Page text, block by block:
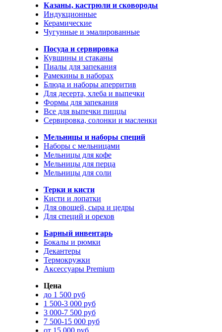
Казаны, кастрюли и сковороды
Индукционные
Керамические
Чугунные и эмалированные
Посуда и сервировка
Кувшины и стаканы
Пиалы для запекания
Рамекины в наборах
Блюда и наборы аперритив
Для десерта, хлеба и выпечки
Формы для запекания
Все для выпечки пиццы
Сервировка, солонки и масленки
Мельницы и наборы специй
Наборы с мельницами
Мельницы для кофе
Мельницы для перца
Мельницы для соли
Терки и кисти
Кисти и лопатки
Для овощей, сыра и цедры
Для специй и орехов
Барный инвентарь
Бокалы и рюмки
Декантеры
Термокружки
Аксессуары Premium
Цена
до 1 500 руб
1 500-3 000 руб
3 000-7 500 руб
7 500-15 000 руб
от 15 000 руб